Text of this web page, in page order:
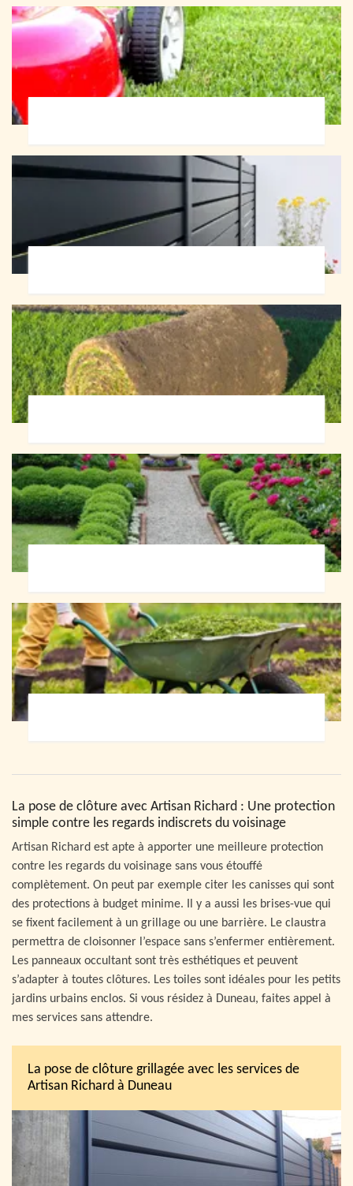
La pose de clôture avec Artisan Richard : Une protection
simple contre les regards indiscrets du voisinage
Artisan Richard est apte à apporter une meilleure protection
contre les regards du voisinage sans vous étouffé
complètement. On peut par exemple citer les canisses qui sont
des protections à budget minime. Il y a aussi les brises-vue qui
se fixent facilement à un grillage ou une barrière. Le claustra
permettra de cloisonner l’espace sans s’enfermer entièrement.
Les panneaux occultant sont très esthétiques et peuvent
s’adapter à toutes clôtures. Les toiles sont idéales pour les petits
jardins urbains enclos. Si vous résidez à Duneau, faites appel à
mes services sans attendre.
La pose de clôture grillagée avec les services de
Artisan Richard à Duneau